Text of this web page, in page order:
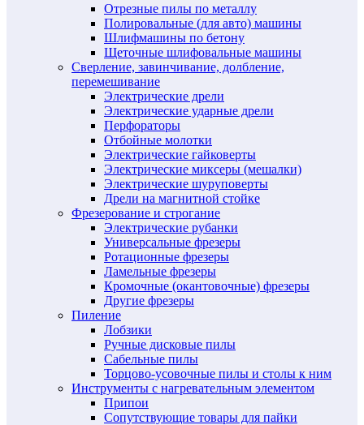
Отрезные пилы по металлу
Полировальные (для авто) машины
Шлифмашины по бетону
Щеточные шлифовальные машины
Сверление, завинчивание, долбление,
перемешивание
Электрические дрели
Электрические ударные дрели
Перфораторы
Отбойные молотки
Электрические гайковерты
Электрические миксеры (мешалки)
Электрические шуруповерты
Дрели на магнитной стойке
Фрезерование и строгание
Электрические рубанки
Универсальные фрезеры
Ротационные фрезеры
Ламельные фрезеры
Кромочные (окантовочные) фрезеры
Другие фрезеры
Пиление
Лобзики
Ручные дисковые пилы
Сабельные пилы
Торцово-усовочные пилы и столы к ним
Инструменты с нагревательным элементом
Припои
Сопутствующие товары для пайки